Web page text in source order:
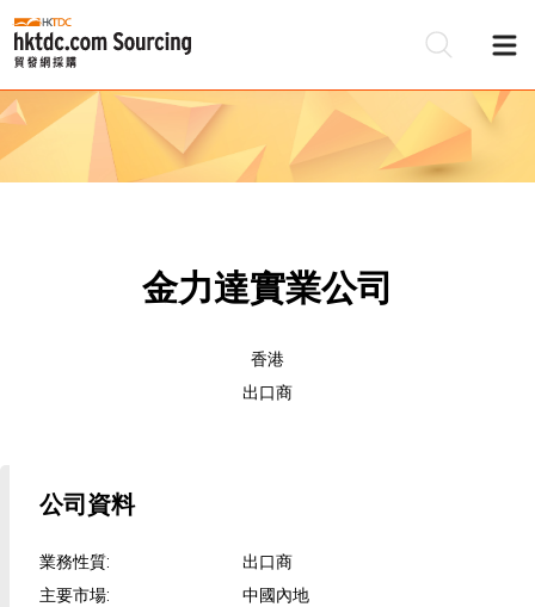
金力達實業公司
香港
出口商
公司資料
業務性質:
出口商
主要市場:
中國內地